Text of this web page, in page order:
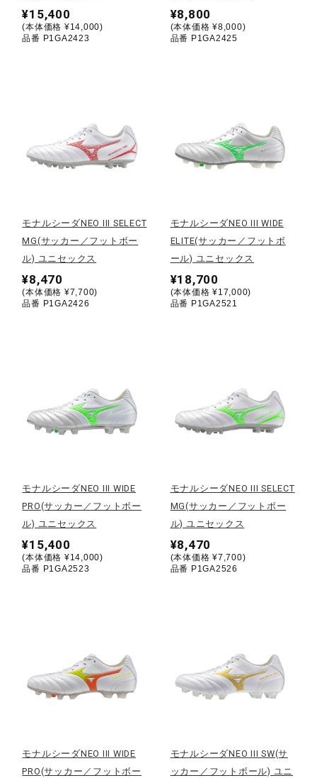
ウォーキングシューズ
インナー
アウトドア／レイン
サポーター
ジュニア／キッズ
コラボ／ライセンス
セール
サポート
取扱店一覧
¥15,400
(本体価格 ¥14,000)
品番 P1GA2423
¥8,800
(本体価格 ¥8,000)
品番 P1GA2425
モナルシーダNEO III SELECT
MG(サッカー／フットボー
ル) ユニセックス
¥8,470
(本体価格 ¥7,700)
品番 P1GA2426
モナルシーダNEO III WIDE
ELITE(サッカー／フットボ
ール) ユニセックス
¥18,700
(本体価格 ¥17,000)
品番 P1GA2521
モナルシーダNEO III WIDE
PRO(サッカー／フットボー
ル) ユニセックス
¥15,400
(本体価格 ¥14,000)
品番 P1GA2523
モナルシーダNEO III SELECT
MG(サッカー／フットボー
ル) ユニセックス
¥8,470
(本体価格 ¥7,700)
品番 P1GA2526
モナルシーダNEO III WIDE
PRO(サッカー／フットボー
モナルシーダNEO III SW(サ
ッカー／フットボール) ユニ